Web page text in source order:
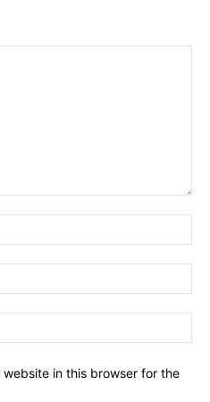
in this browser for the